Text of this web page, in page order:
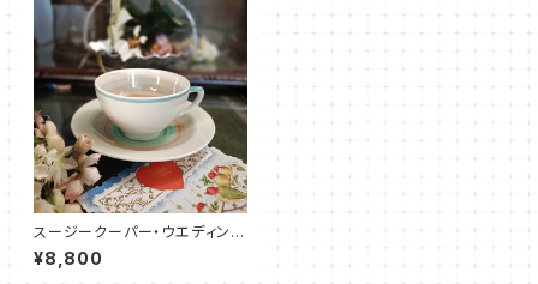
スージークーパー・ウエディング
リング・C&S（SCWR0073）
¥8,800